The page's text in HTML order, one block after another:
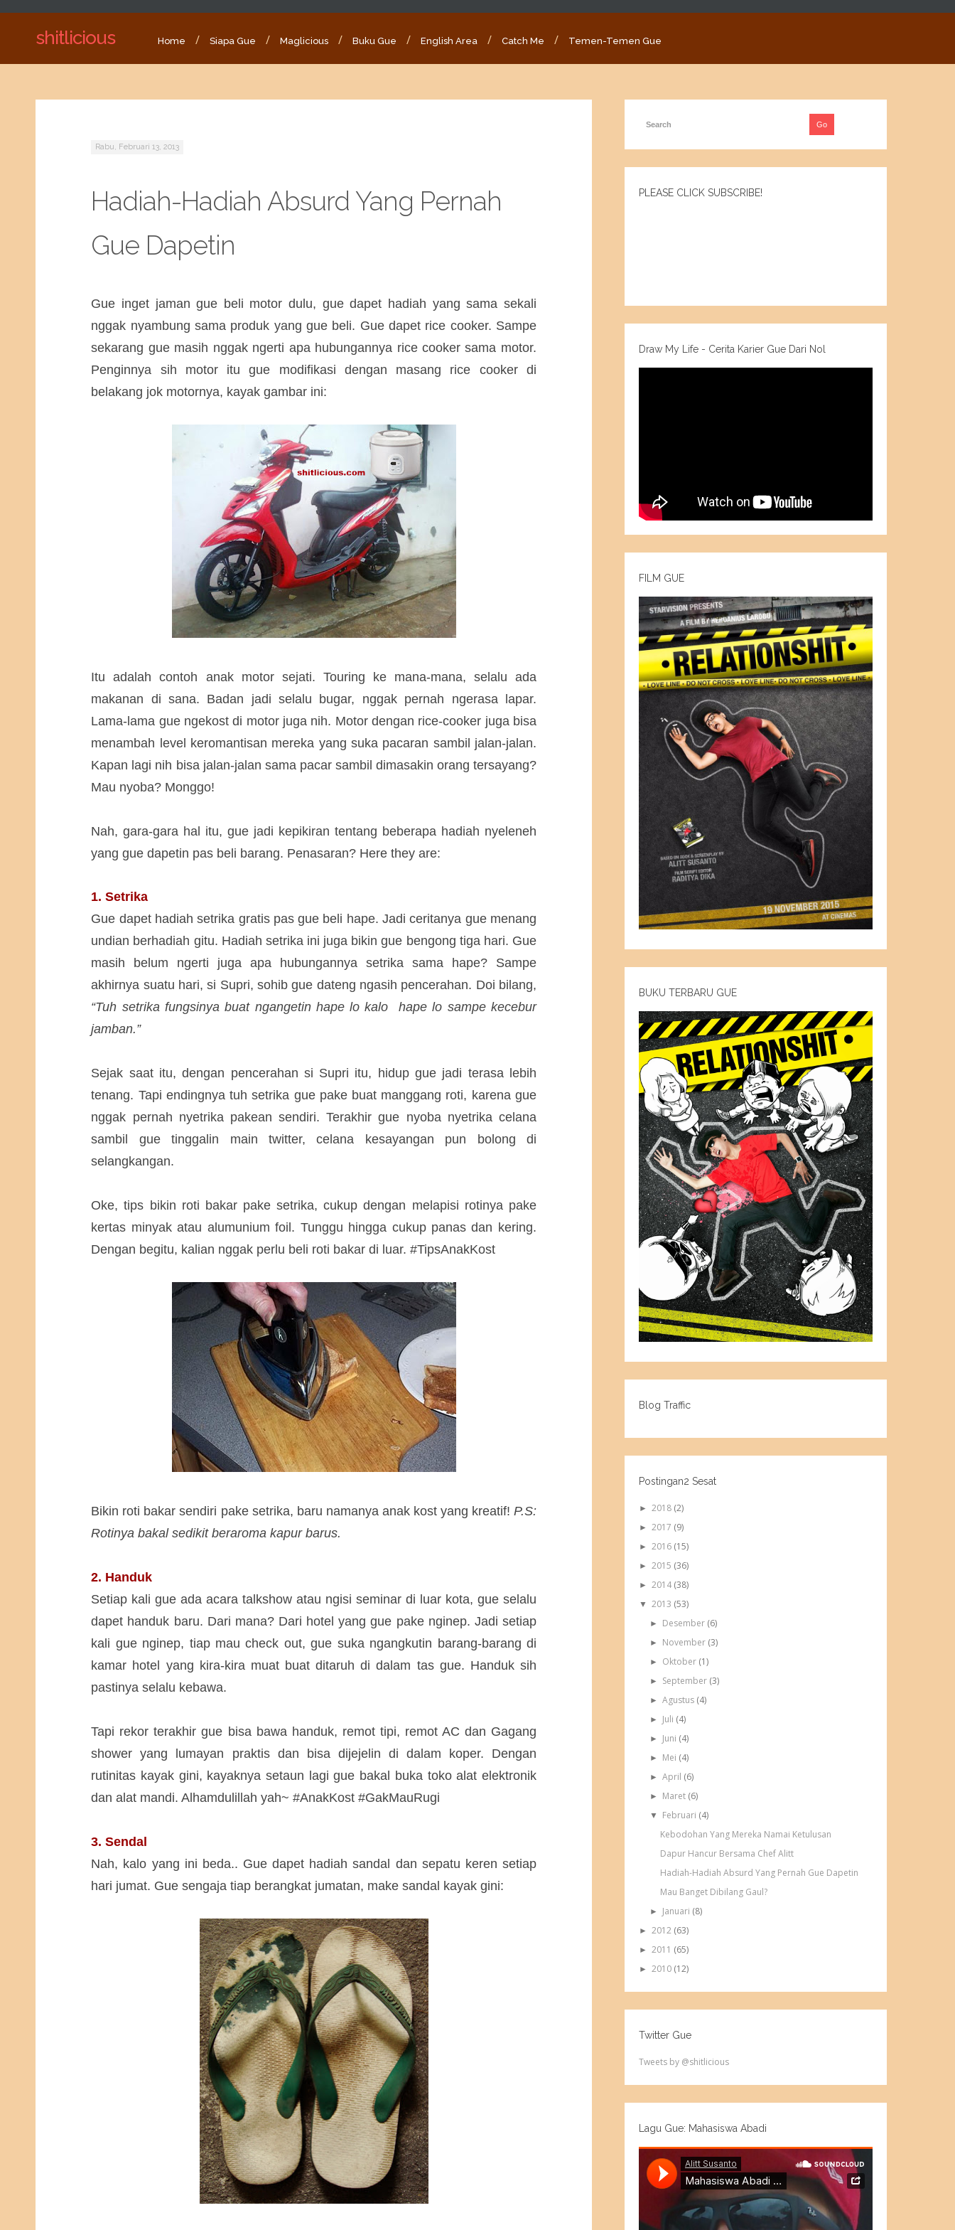
shitlicious Home Siapa Gue Maglicious Buku Gue English Area Catch Me Temen-Temen Gue
Rabu, Februari 13, 2013
Hadiah-Hadiah Absurd Yang Pernah
Gue Dapetin
Gue inget jaman gue beli motor dulu, gue dapet hadiah yang sama sekali
nggak nyambung sama produk yang gue beli. Gue dapet rice cooker. Sampe
sekarang gue masih nggak ngerti apa hubungannya rice cooker sama motor.
Penginnya sih motor itu gue modifikasi dengan masang rice cooker di
belakang jok motornya, kayak gambar ini:
Itu adalah contoh anak motor sejati. Touring ke mana-mana, selalu ada
makanan di sana. Badan jadi selalu bugar, nggak pernah ngerasa lapar.
Lama-lama gue ngekost di motor juga nih. Motor dengan rice-cooker juga bisa
menambah level keromantisan mereka yang suka pacaran sambil jalan-jalan.
Kapan lagi nih bisa jalan-jalan sama pacar sambil dimasakin orang tersayang?
Mau nyoba? Monggo!
Nah, gara-gara hal itu, gue jadi kepikiran tentang beberapa hadiah nyeleneh
yang gue dapetin pas beli barang. Penasaran? Here they are:
1. Setrika
Gue dapet hadiah setrika gratis pas gue beli hape. Jadi ceritanya gue menang
undian berhadiah gitu. Hadiah setrika ini juga bikin gue bengong tiga hari. Gue
masih belum ngerti juga apa hubungannya setrika sama hape? Sampe
akhirnya suatu hari, si Supri, sohib gue dateng ngasih pencerahan. Doi bilang,
“Tuh setrika fungsinya buat ngangetin hape lo kalo hape lo sampe kecebur
jamban.”
Sejak saat itu, dengan pencerahan si Supri itu, hidup gue jadi terasa lebih
tenang. Tapi endingnya tuh setrika gue pake buat manggang roti, karena gue
nggak pernah nyetrika pakean sendiri. Terakhir gue nyoba nyetrika celana
sambil gue tinggalin main twitter, celana kesayangan pun bolong di
selangkangan.
Oke, tips bikin roti bakar pake setrika, cukup dengan melapisi rotinya pake
kertas minyak atau alumunium foil. Tunggu hingga cukup panas dan kering.
Dengan begitu, kalian nggak perlu beli roti bakar di luar. #TipsAnakKost
Bikin roti bakar sendiri pake setrika, baru namanya anak kost yang kreatif! P.S:
Rotinya bakal sedikit beraroma kapur barus.
2. Handuk
Setiap kali gue ada acara talkshow atau ngisi seminar di luar kota, gue selalu
dapet handuk baru. Dari mana? Dari hotel yang gue pake nginep. Jadi setiap
kali gue nginep, tiap mau check out, gue suka ngangkutin barang-barang di
kamar hotel yang kira-kira muat buat ditaruh di dalam tas gue. Handuk sih
pastinya selalu kebawa.
Tapi rekor terakhir gue bisa bawa handuk, remot tipi, remot AC dan Gagang
shower yang lumayan praktis dan bisa dijejelin di dalam koper. Dengan
rutinitas kayak gini, kayaknya setaun lagi gue bakal buka toko alat elektronik
dan alat mandi. Alhamdulillah yah~ #AnakKost #GakMauRugi
3. Sendal
Nah, kalo yang ini beda.. Gue dapet hadiah sandal dan sepatu keren setiap
hari jumat. Gue sengaja tiap berangkat jumatan, make sandal kayak gini:
PLEASE CLICK SUBSCRIBE!
Draw My Life - Cerita Karier Gue Dari Nol
FILM GUE
BUKU TERBARU GUE
Blog Traffic
Postingan2 Sesat
►2018 (2)
►2017 (9)
►2016 (15)
►2015 (36)
►2014 (38)
▼2013 (53)
► Desember (6)
► November (3)
► Oktober (1)
► September (3)
► Agustus (4)
► Juli (4)
► Juni (4)
► Mei (4)
► April (6)
► Maret (6)
▼ Februari (4)
Kebodohan Yang Mereka Namai Ketulusan
Dapur Hancur Bersama Chef Alitt
Hadiah-Hadiah Absurd Yang Pernah Gue Dapetin
Mau Banget Dibilang Gaul?
► Januari (8)
►2012 (63)
►2011 (65)
►2010 (12)
Twitter Gue
Tweets by @shitlicious
Lagu Gue: Mahasiswa Abadi